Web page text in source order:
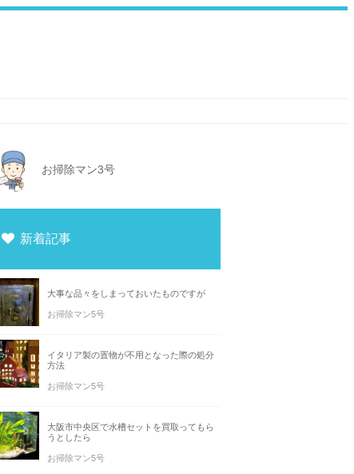
お掃除マン3号
新着記事
大事な品々をしまっておいたものですが
お掃除マン5号
イタリア製の置物が不用となった際の処分
方法
お掃除マン5号
大阪市中央区で水槽セットを買取ってもら
うとしたら
お掃除マン5号